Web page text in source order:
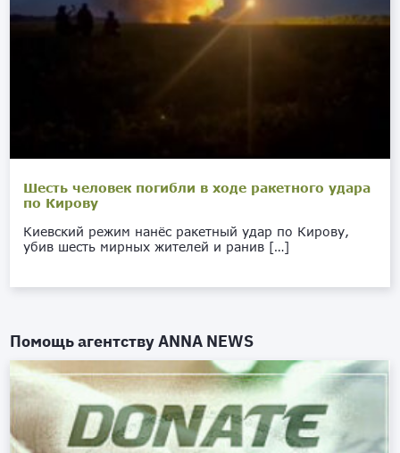
Шесть человек погибли в ходе ракетного удара
по Кирову
Киевский режим нанёс ракетный удар по Кирову,
убив шесть мирных жителей и ранив […]
Помощь агентствуANNA NEWS